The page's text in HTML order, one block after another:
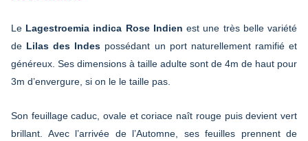
Le Lagestroemia indica Rose Indien est une très belle variété
de Lilas des Indes possédant un port naturellement ramifié et
généreux. Ses dimensions à taille adulte sont de 4m de haut pour
3m d’envergure, si on le le taille pas.
Son feuillage caduc, ovale et coriace naît rouge puis devient vert
brillant. Avec l’arrivée de l’Automne, ses feuilles prennent de